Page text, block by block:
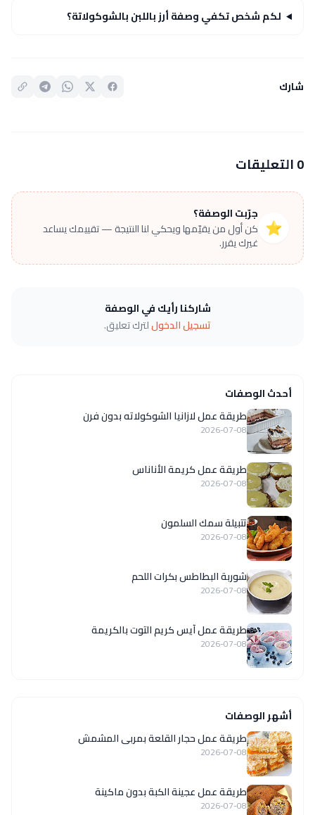
لكم شخص تكفي وصفة أرز باللبن بالشوكولاتة؟
شارك
0 التعليقات
⭐
جرّبت الوصفة؟
كن أول من يقيّمها ويحكي لنا النتيجة — تقييمك يساعد
غيرك يقرر.
شاركنا رأيك في الوصفة
تسجيل الدخوللترك تعليق.
أحدث الوصفات
طريقة عمل لازانيا الشوكولاته بدون فرن
2026-07-08
طريقة عمل كريمة الأناناس
2026-07-08
تتبيلة سمك السلمون
2026-07-08
شوربة البطاطس بكرات اللحم
2026-07-08
طريقة عمل آيس كريم التوت بالكريمة
2026-07-08
أشهر الوصفات
طريقة عمل حجار القلعة بمربى المشمش
2026-07-08
طريقة عمل عجينة الكبة بدون ماكينة
2026-07-08